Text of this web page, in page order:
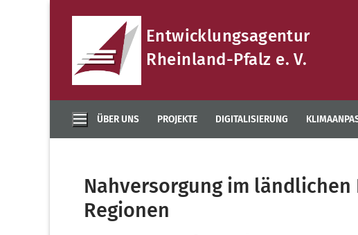
Entwicklungsagentur
Rheinland-Pfalz e. V.
ÜBER UNS PROJEKTE DIGITALISIERUNG
Nahversorgung im
Regionen